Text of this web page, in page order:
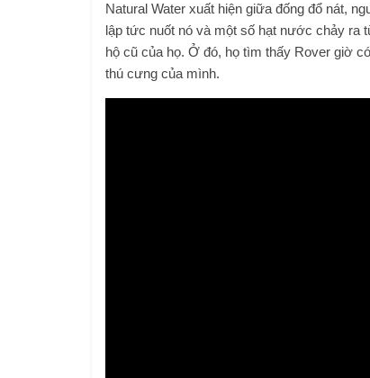
Natural Water xuất hiện giữa đống đổ nát,
lập tức nuốt nó và một số hạt nước chảy ra
hộ cũ của họ. Ở đó, họ tìm thấy Rover giờ
thú cưng của mình.